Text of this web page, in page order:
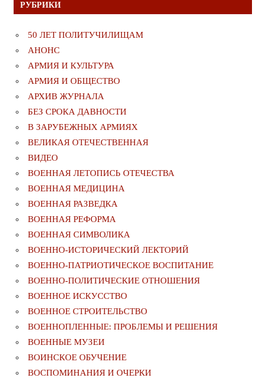
РУБРИКИ
50 ЛЕТ ПОЛИТУЧИЛИЩАМ
АНОНС
АРМИЯ И КУЛЬТУРА
АРМИЯ И ОБЩЕСТВО
АРХИВ ЖУРНАЛА
БЕЗ СРОКА ДАВНОСТИ
В ЗАРУБЕЖНЫХ АРМИЯХ
ВЕЛИКАЯ ОТЕЧЕСТВЕННАЯ
ВИДЕО
ВОЕННАЯ ЛЕТОПИСЬ ОТЕЧЕСТВА
ВОЕННАЯ МЕДИЦИНА
ВОЕННАЯ РАЗВЕДКА
ВОЕННАЯ РЕФОРМА
ВОЕННАЯ СИМВОЛИКА
ВОЕННО-ИСТОРИЧЕСКИЙ ЛЕКТОРИЙ
ВОЕННО-ПАТРИОТИЧЕСКОЕ ВОСПИТАНИЕ
ВОЕННО-ПОЛИТИЧЕСКИE ОТНОШЕНИЯ
ВОЕННОЕ ИСКУССТВО
ВОЕННОЕ СТРОИТЕЛЬСТВО
ВОЕННОПЛЕННЫЕ: ПРОБЛЕМЫ И РЕШЕНИЯ
ВОЕННЫЕ МУЗЕИ
ВОИНСКОЕ ОБУЧЕНИЕ
ВОСПОМИНАНИЯ И ОЧЕРКИ